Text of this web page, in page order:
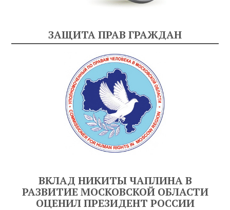
ЗАЩИТА ПРАВ ГРАЖДАН
ВКЛАД НИКИТЫ ЧАПЛИНА В
РАЗВИТИЕ МОСКОВСКОЙ ОБЛАСТИ
ОЦЕНИЛ ПРЕЗИДЕНТ РОССИИ